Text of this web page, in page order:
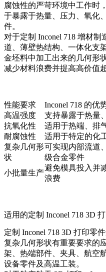
腐蚀性的严苛环境中工作时
于暴露于热量、压力、氧化
件。
对于定制 Inconel 718 增材
道、薄壁热结构、一体化支
金坯料中加工出来的几何形
减少材料浪费并提高高价值
性能要求
Inconel 718 的优
高温强度
支持暴露于热量
抗氧化性
适用于热端、排
耐腐蚀性
适用于特定的化
复杂几何形
状
可实现内部流道
级合金零件
小批量生产
避免模具投入并
浪费
适用的定制 Inconel 718 3D
定制 Inconel 718 3D 打印零
复杂几何形状有重要要求的
架、热端部件、夹具、航空
设备零件及高温工装。